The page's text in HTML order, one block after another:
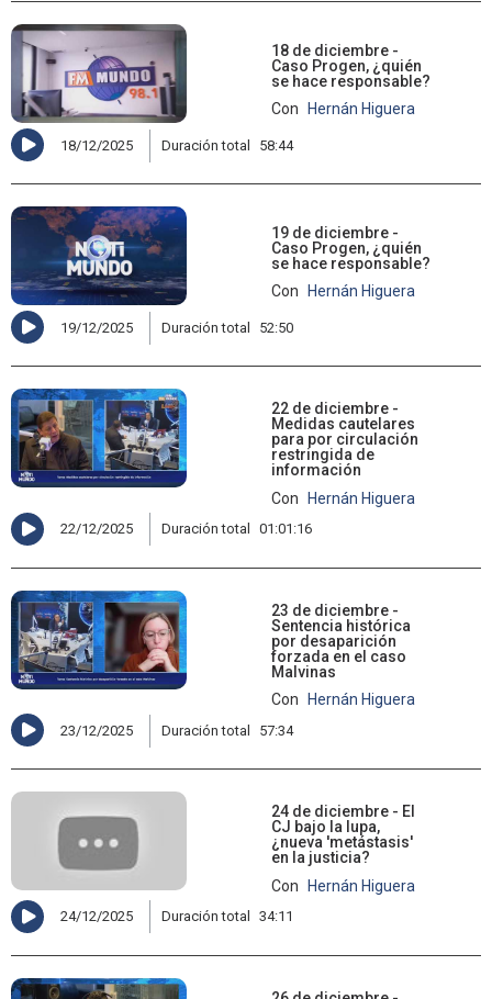
18 de diciembre -
Caso Progen, ¿quién
se hace responsable?
Con
Hernán Higuera
18/12/2025 Duración total 58:44
19 de diciembre -
Caso Progen, ¿quién
se hace responsable?
Con
Hernán Higuera
19/12/2025 Duración total 52:50
22 de diciembre -
Medidas cautelares
para por circulación
restringida de
información
Con
Hernán Higuera
22/12/2025 Duración total 01:01:16
23 de diciembre -
Sentencia histórica
por desaparición
forzada en el caso
Malvinas
Con
Hernán Higuera
23/12/2025 Duración total 57:34
24 de diciembre - El
CJ bajo la lupa,
¿nueva 'metástasis'
en la justicia?
Con
Hernán Higuera
24/12/2025 Duración total 34:11